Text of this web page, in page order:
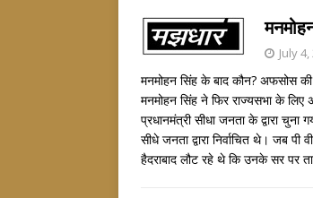
July
मनमोहन सिंह के बाद कौन? अफसोस
मनमोहन सिंह ने फिर राज्यसभा के लिए
प्रधानमंत्री सीधा जनता के द्वारा चुना
सीधे जनता द्वारा निर्वाचित थे। जब
हैदराबाद लौट रहे थे कि उनके सर पर